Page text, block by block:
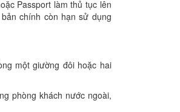
Passport làm thủ tục lên
chính còn hạn sử dụng
một giường đôi hoặc hai
phòng khách nước ngoài,